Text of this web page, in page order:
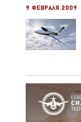
9 февраля 2009